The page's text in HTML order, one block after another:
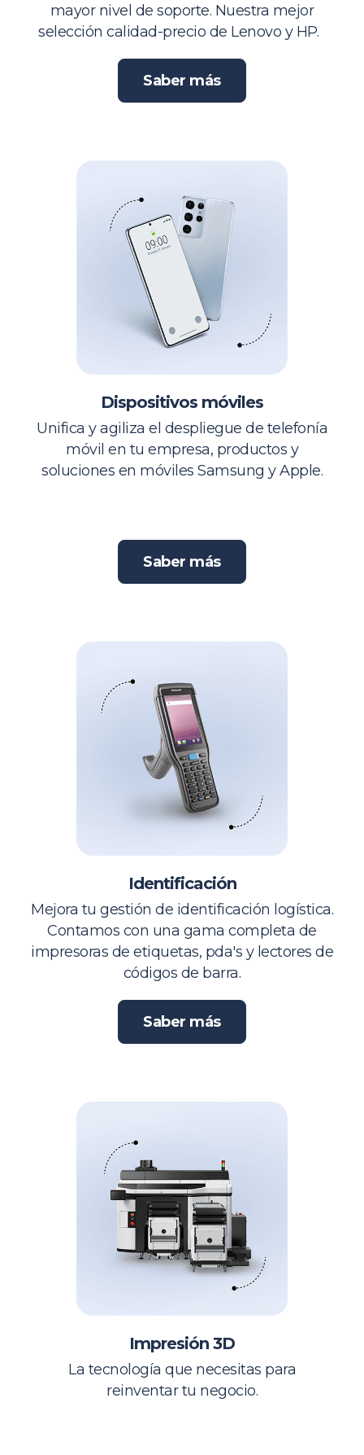
mayor nivel de soporte. Nuestra mejor
selección calidad-precio de Lenovo y HP.
Saber más
Dispositivos móviles
Unifica y agiliza el despliegue de telefonía
móvil en tu empresa, productos y
soluciones en móviles Samsung y Apple.
Saber más
Identificación
Mejora tu gestión de identificación logística.
Contamos con una gama completa de
impresoras de etiquetas, pda's y lectores de
códigos de barra.
Saber más
Impresión 3D
La tecnología que necesitas para
reinventar tu negocio.